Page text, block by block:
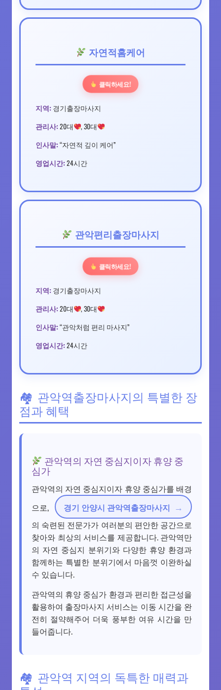
자연적홈케어
클릭하세요!
지역: 경기출장마사지
관리사: 20대 , 30대
인사말: “자연적 깊이 케어”
영업시간: 24시간
관악편리출장마사지
클릭하세요!
지역: 경기출장마사지
관리사: 20대 , 30대
인사말: “관악처럼 편리 마사지”
영업시간: 24시간
관악역출장마사지의 특별한 장
점과 혜택
관악역의 자연 중심지이자 휴양 중
심가
관악역의 자연 중심지이자 휴양 중심가를 배경
으로,
경기 안양시 관악역출장마사지
의 숙련된 전문가가 여러분의 편안한 공간으로
찾아와 최상의 서비스를 제공합니다. 관악역만
의 자연 중심지 분위기와 다양한 휴양 환경과
함께하는 특별한 분위기에서 마음껏 이완하실
수 있습니다.
관악역의 휴양 중심가 환경과 편리한 접근성을
활용하여 출장마사지 서비스는 이동 시간을 완
전히 절약해주어 더욱 풍부한 여유 시간을 만
들어줍니다.
관악역 지역의 독특한 매력과